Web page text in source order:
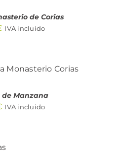
de Corias
IVA incluido
/
de Manzana
IVA incluido